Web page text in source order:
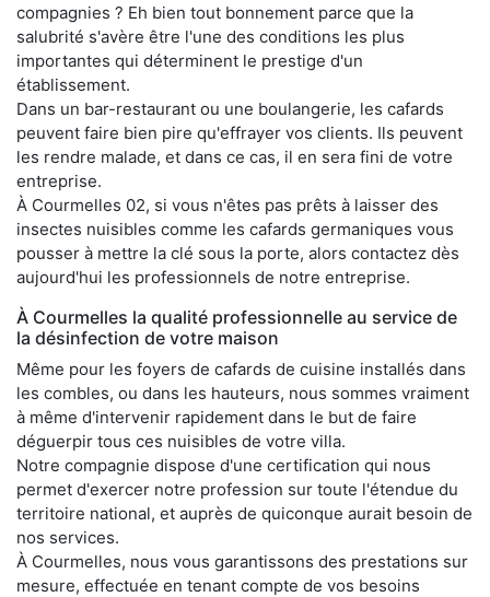
compagnies ? Eh bien tout bonnement parce que la
salubrité s'avère être l'une des conditions les plus
importantes qui déterminent le prestige d'un
établissement.
Dans un bar-restaurant ou une boulangerie, les cafards
peuvent faire bien pire qu'effrayer vos clients. Ils peuvent
les rendre malade, et dans ce cas, il en sera fini de votre
entreprise.
À Courmelles 02, si vous n'êtes pas prêts à laisser des
insectes nuisibles comme les cafards germaniques vous
pousser à mettre la clé sous la porte, alors contactez dès
aujourd'hui les professionnels de notre entreprise.
À Courmelles la qualité professionnelle au service de
la désinfection de votre maison
Même pour les foyers de cafards de cuisine installés dans
les combles, ou dans les hauteurs, nous sommes vraiment
à même d'intervenir rapidement dans le but de faire
déguerpir tous ces nuisibles de votre villa.
Notre compagnie dispose d'une certification qui nous
permet d'exercer notre profession sur toute l'étendue du
territoire national, et auprès de quiconque aurait besoin de
nos services.
À Courmelles, nous vous garantissons des prestations sur
mesure, effectuée en tenant compte de vos besoins